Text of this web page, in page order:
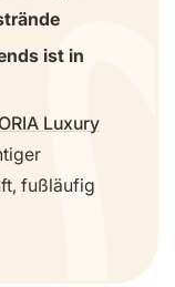
ist in
Luxury
fußläufig